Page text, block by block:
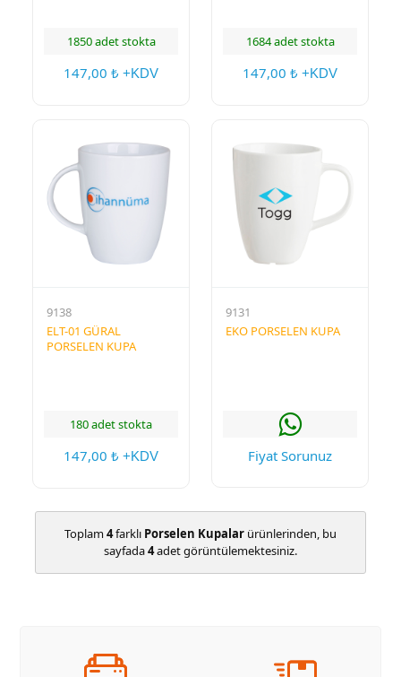
1850 adet stokta
147,00 ₺ +KDV
1684 adet stokta
147,00 ₺ +KDV
9138
ELT-01 GÜRAL
PORSELEN KUPA
180 adet stokta
147,00 ₺ +KDV
9131
EKO PORSELEN KUPA
Fiyat Sorunuz
Toplam4farklı Porselen Kupalar ürünlerinden, bu
sayfada4adet görüntülemektesiniz.